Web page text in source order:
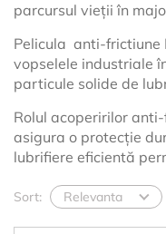
parcursul vieții în
Pelicula anti-frictiune
vopselele industriale
particule solide de
Rolul acoperirilor
asigura o protecție
lubrifiere eficientă
Sort: Relevanta